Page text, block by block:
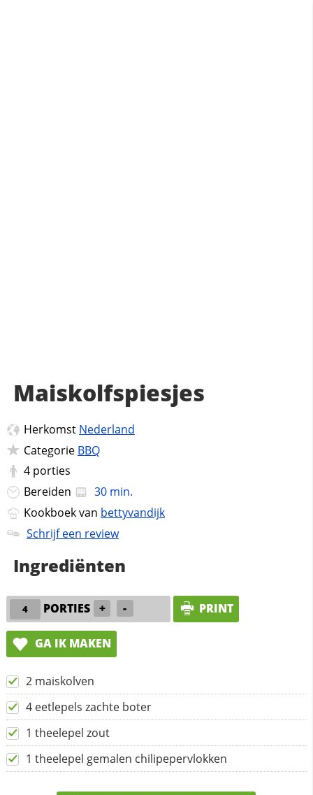
Maiskolfspiesjes
Herkomst Nederland
Categorie BBQ
4 porties
Bereiden
30 min.
Kookboek van bettyvandijk
Schrijf een review
Ingrediënten
PORTIES + - PRINT
GA IK MAKEN
2 maiskolven
4 eetlepels zachte boter
1 theelepel zout
1 theelepel gemalen chilipepervlokken